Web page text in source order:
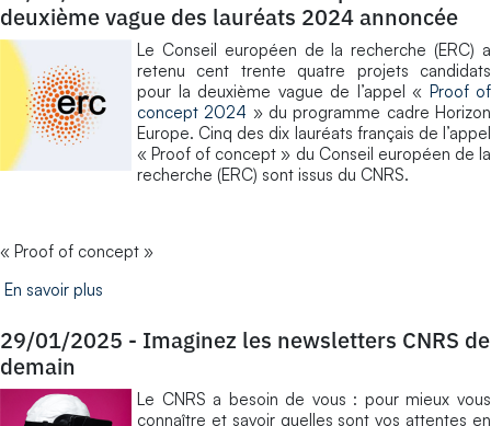
deuxième vague des lauréats 2024 annoncée
Le Conseil européen de la recherche (ERC) a
retenu cent trente quatre projets candidats
pour la deuxième vague de l’appel « Proof of
concept 2024 » du programme cadre Horizon
Europe. Cinq des dix lauréats français de l’appel
« Proof of concept » du Conseil européen de la
recherche (ERC) sont issus du CNRS.
« Proof of concept »
En savoir plus
29/01/2025 - Imaginez les newsletters CNRS de
demain
Le CNRS a besoin de vous : pour mieux vous
connaître et savoir quelles sont vos attentes en